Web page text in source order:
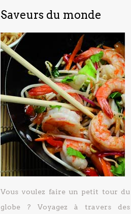
Saveurs du monde
Vous voulez faire un petit tour du
globe ? Voyagez à travers des